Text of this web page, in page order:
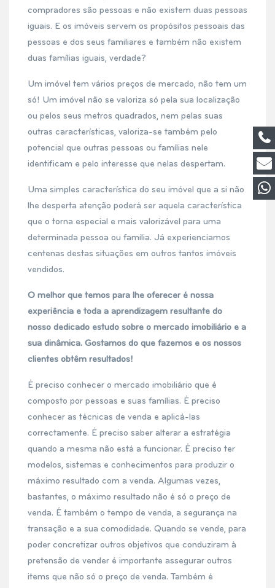
compradores são pessoas e não existem duas pessoas
iguais. E os imóveis servem os propósitos pessoais das
pessoas e dos seus familiares e também não existem
duas famílias iguais, verdade?
Um imóvel tem vários preços de mercado, não tem um
só! Um imóvel não se valoriza só pela sua localização
ou pelos seus metros quadrados, nem pelas suas
outras características, valoriza-se também pelo
potencial que outras pessoas ou famílias nele
identificam e pelo interesse que nelas despertam.
Uma simples característica do seu imóvel que a si não
lhe desperta atenção poderá ser aquela característica
que o torna especial e mais valorizável para uma
determinada pessoa ou família. Já experienciamos
centenas destas situações em outros tantos imóveis
vendidos.
O melhor que temos para lhe oferecer é nossa
experiência e toda a aprendizagem resultante do
nosso dedicado estudo sobre o mercado imobiliário e a
sua dinâmica. Gostamos do que fazemos e os nossos
clientes obtêm resultados!
É preciso conhecer o mercado imobiliário que é
composto por pessoas e suas famílias. É preciso
conhecer as técnicas de venda e aplicá-las
correctamente. É preciso saber alterar a estratégia
quando a mesma não está a funcionar. É preciso ter
modelos, sistemas e conhecimentos para produzir o
máximo resultado com a venda. Algumas vezes,
bastantes, o máximo resultado não é só o preço de
venda. É também o tempo de venda, a segurança na
transação e a sua comodidade. Quando se vende, para
poder concretizar outros objetivos que conduziram à
pretensão de vender é importante assegurar outros
items que não só o preço de venda. Também é